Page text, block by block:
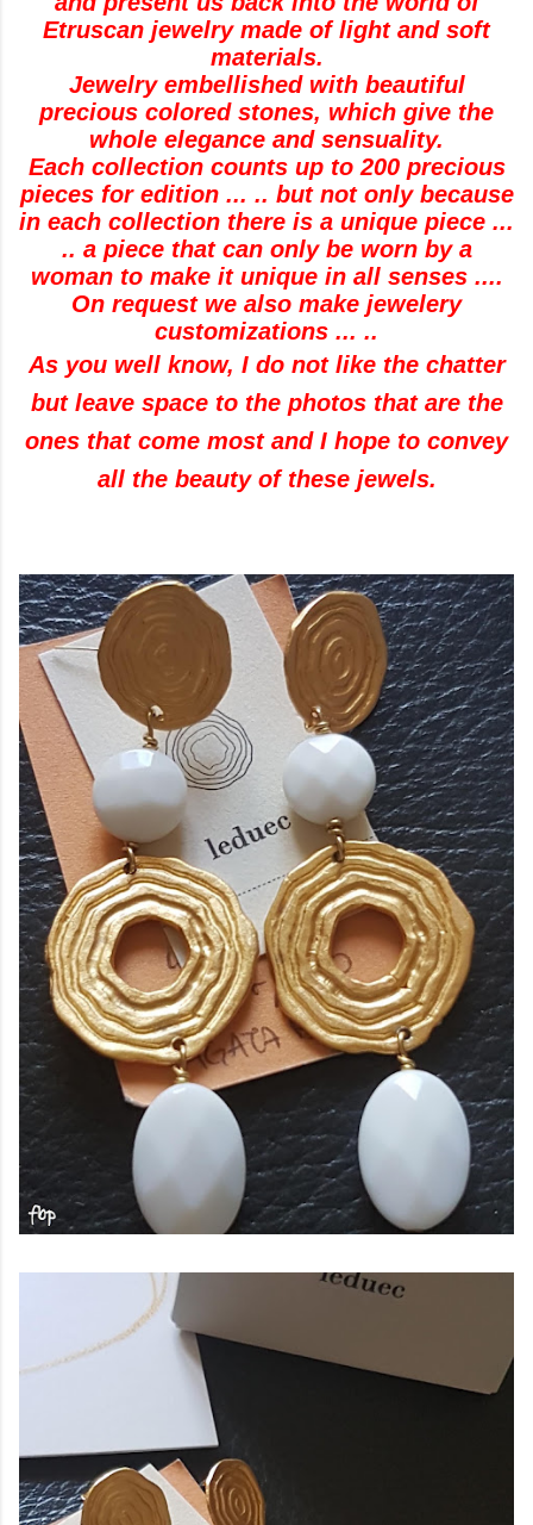
Etruscan jewelry made of light and soft
materials.
Jewelry embellished with beautiful
precious colored stones, which give the
whole elegance and sensuality.
Each collection counts up to 200 precious
pieces for edition ... .. but not only because
in each collection there is a unique piece ...
.. a piece that can only be worn by a
woman to make it unique in all senses ....
On request we also make jewelery
customizations ... ..
As you well know, I do not like the chatter
but leave space to the photos that are the
ones that come most and I hope to convey
all the beauty of these jewels.